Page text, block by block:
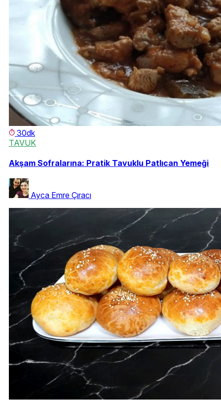
30dk
TAVUK
Akşam Sofralarına: Pratik Tavuklu Patlıcan Yemeği
Ayca Emre Çıracı